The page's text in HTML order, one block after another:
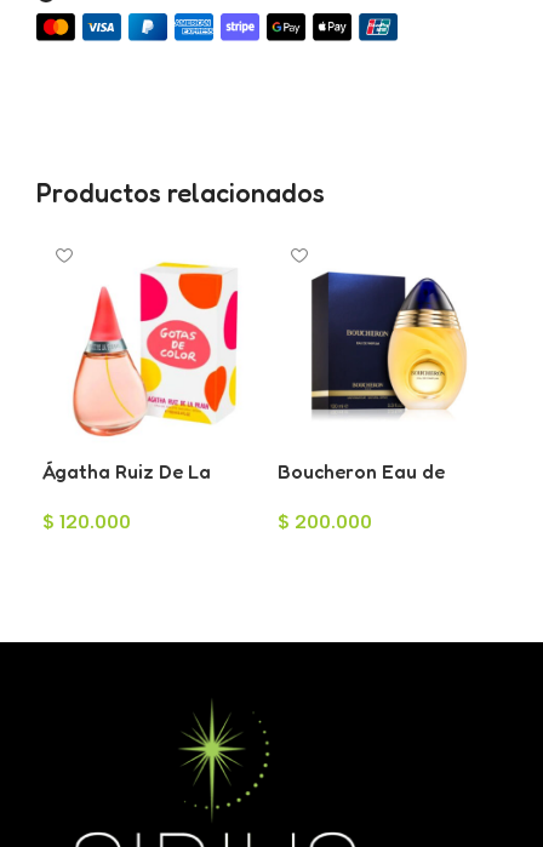
Productos relacionados
Ágatha Ruiz De La
Eau de Toilette para
$ 120.000
Boucheron Eau de
100ml
$ 200.000